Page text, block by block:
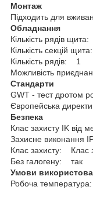
Монтаж
Підходить для
Обладнання
Кількість рядів
Кількість секцій
Кількість рядів: 1
Можливість
Стандарти
GWT - тест дротом
Європейська
Безпека
Клас захисту IK від
Захисне виконання
Клас захисту: Клас
Без галогену: так
Умови
Робоча